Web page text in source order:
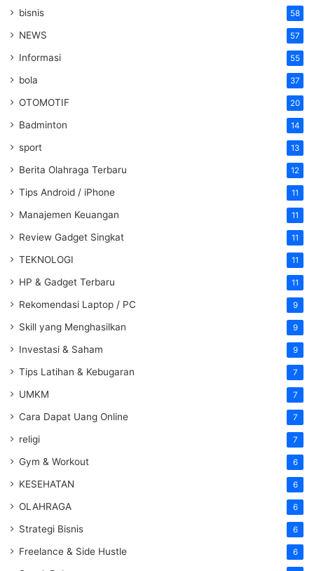
bisnis 58
NEWS 57
Informasi 55
bola 37
OTOMOTIF 20
Badminton 14
sport 13
Berita Olahraga Terbaru 12
Tips Android / iPhone 11
Manajemen Keuangan 11
Review Gadget Singkat 11
TEKNOLOGI 11
HP & Gadget Terbaru 11
Rekomendasi Laptop / PC 9
Skill yang Menghasilkan 9
Investasi & Saham 9
Tips Latihan & Kebugaran 7
UMKM 7
Cara Dapat Uang Online 7
religi 7
Gym & Workout 6
KESEHATAN 6
OLAHRAGA 6
Strategi Bisnis 6
Freelance & Side Hustle 6